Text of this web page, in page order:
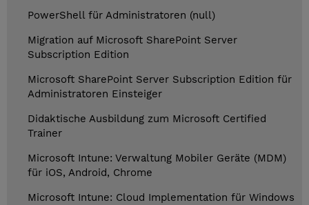
PowerShell für Administratoren (null)
Migration auf Microsoft SharePoint Server
Subscription Edition
Microsoft SharePoint Server Subscription Edition für
Administratoren Einsteiger
Didaktische Ausbildung zum Microsoft Certified
Trainer
Microsoft Intune: Verwaltung Mobiler Geräte (MDM)
für iOS, Android, Chrome
Microsoft Intune: Cloud Implementation für Windows